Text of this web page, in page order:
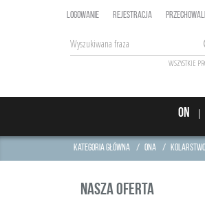
LOGOWANIE REJESTRACJA
WSZYSTKIE
ON
Kategoria główna / ONA / kolarstwo
NASZA OFERTA